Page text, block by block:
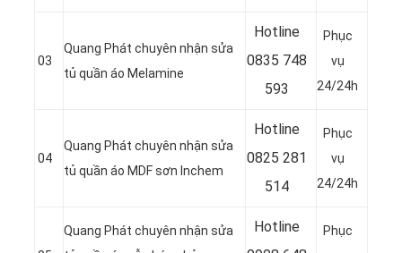
03
Quang Phát chuyên nhận sửa
tủ quần áo Melamine
Hotline
0835 748
593
Phục
vụ
24/24h
04
Quang Phát chuyên nhận sửa
tủ quần áo MDF sơn Inchem
Hotline
0825 281
514
Phục
vụ
24/24h
Quang Phát chuyên nhận sửa
Hotline
Phục